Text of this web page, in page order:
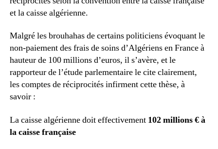
et la caisse algérienne.
Malgré les brouhahas de certains politiciens évoquant le
non-paiement des frais de soins d’Algériens en France à
hauteur de 100 millions d’euros, il s’avère, et le
rapporteur de l’étude parlementaire le cite clairement,
les comptes de réciprocités infirment cette thèse, à
savoir :
La caisse algérienne doit effectivement 102 millions € à
la caisse française